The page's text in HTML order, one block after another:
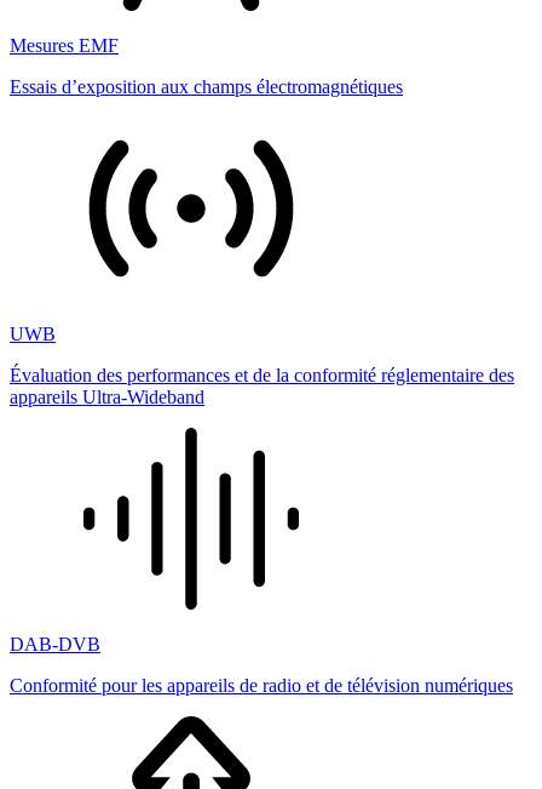
Mesures EMF
Essais d’exposition aux champs électromagnétiques
UWB
Évaluation des performances et de la conformité réglementaire des
appareils Ultra-Wideband
DAB-DVB
Conformité pour les appareils de radio et de télévision numériques